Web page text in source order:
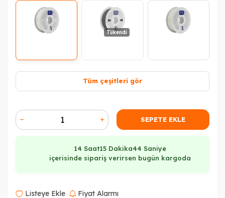
Tükendi
Tüm çeşitleri gör
SEPETE EKLE
14 Saat15 Dakika43 Saniye
içerisinde sipariş verirsen bugün kargoda
Listeye Ekle Fiyat Alarmı